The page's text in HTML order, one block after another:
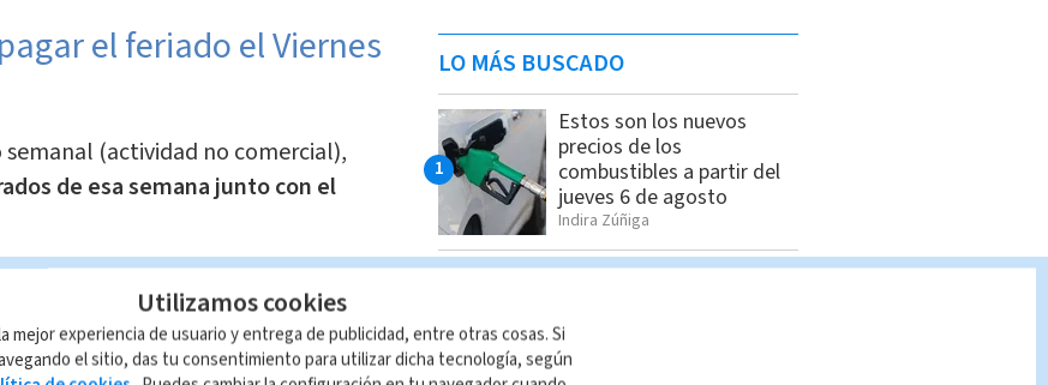
el feriado el Viernes
(actividad no comercial),
de esa semana junto con el
debe agregar
un día sencillo,
LO MÁS BUSCADO
Estos son los nuevos
precios de los
combustibles a partir del
jueves 6 de agosto
Indira Zúñiga
Lotería Nacional domingo
completa de premios
Indira Zúñiga
Utilizamos cookies
mejor experiencia de usuario y entrega de publicidad, entre otras cosas. Si
el sitio, das tu consentimiento para utilizar dicha tecnología, según